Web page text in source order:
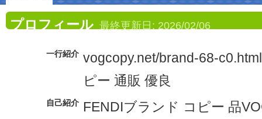
プロフィール 最終更新日: 2026/02/06
一行紹介 vogcopy.net/brand-68-
ピー 通販 優良
自己紹介 FENDIブランド コピー 品